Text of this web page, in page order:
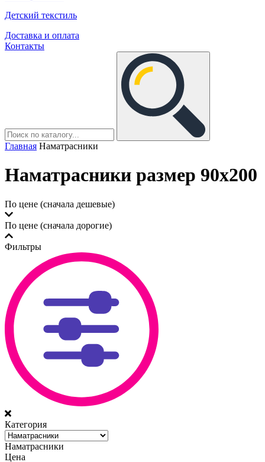
Детский текстиль
Доставка и оплата
Контакты
Главная Наматрасники
Наматрасники размер 90x200
По цене (сначала дешевые)
По цене (сначала дорогие)
Фильтры
Категория
Наматрасники
Цена